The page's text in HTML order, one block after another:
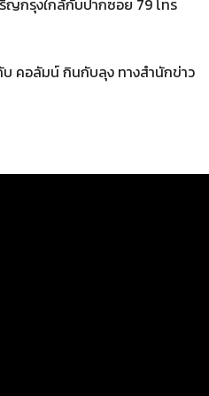
ญกรุงใกล้กับปากซอย 79 โทร
บ คอลัมน์ กินกับลุง ทางสำนักข่าว